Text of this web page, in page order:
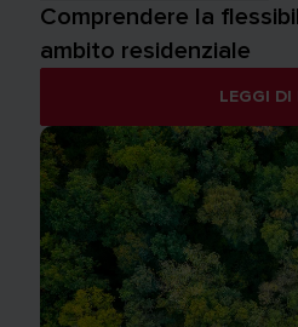
Comprendere la
ambito residenziale
LEGGI DI